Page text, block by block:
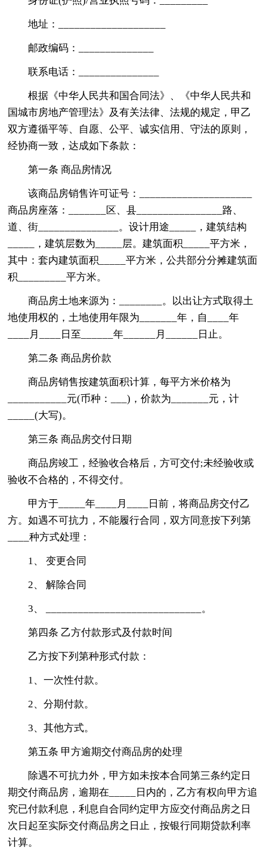
地址：____________________
邮政编码：______________
联系电话：_______________
根据《中华人民共和国合同法》、《中华人民共和
国城市房地产管理法》及有关法律、法规的规定，甲乙
双方遵循平等、自愿、公平、诚实信用、守法的原则，
经协商一致，达成如下条款：
第一条 商品房情况
该商品房销售许可证号：_____________________
商品房座落：_______区、县________________路、
道、街_______________。设计用途_____，建筑结构
_____，建筑层数为_____层。建筑面积_____平方米，
其中：套内建筑面积_____平方米，公共部分分摊建筑面
积_________平方米。
商品房土地来源为：________。以出让方式取得土
地使用权的，土地使用年限为_______年，自____年
____月____日至______年______月______日止。
第二条 商品房价款
商品房销售按建筑面积计算，每平方米价格为
___________元(币种：___)，价款为_______元，计
_____(大写)。
第三条 商品房交付日期
商品房竣工，经验收合格后，方可交付;未经验收或
验收不合格的，不得交付。
甲方于_____年____月____日前，将商品房交付乙
方。如遇不可抗力，不能履行合同，双方同意按下列第
____种方式处理：
1、 变更合同
2、 解除合同
3、 _____________________________。
第四条 乙方付款形式及付款时间
乙方按下列第种形式付款：
1、一次性付款。
2、分期付款。
3、其他方式。
第五条 甲方逾期交付商品房的处理
除遇不可抗力外，甲方如未按本合同第三条约定日
期交付商品房，逾期在_____日内的，乙方有权向甲方追
究已付款利息，利息自合同约定甲方应交付商品房之日
次日起至实际交付商品房之日止，按银行同期贷款利率
计算。